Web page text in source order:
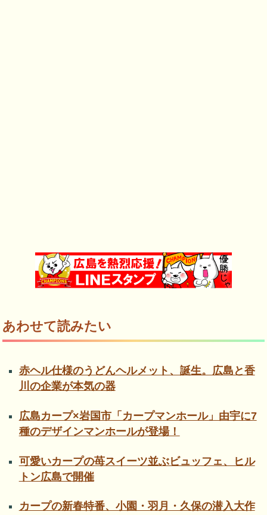
あわせて読みたい
赤ヘル仕様のうどんヘルメット、誕生。広島と香
川の企業が本気の器
広島カープ×岩国市「カープマンホール」由宇に7
種のデザインマンホールが登場！
可愛いカープの苺スイーツ並ぶビュッフェ、ヒル
トン広島で開催
カープの新春特番、小園・羽月・久保の潜入大作